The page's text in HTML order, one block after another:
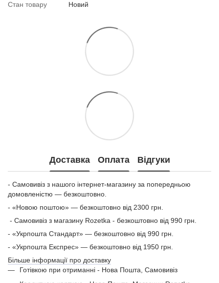
Стан товару
Новий
Доставка Оплата Відгуки
- Самовивіз з нашого інтернет-магазину за попередньою
домовленістю — безкоштовно.
- «Новою поштою» — безкоштовно від 2300 грн.
- Самовивіз з магазину Rozetka - безкоштовно від 990 грн.
- «Укрпошта Стандарт» — безкоштовно від 990 грн.
- «Укрпошта Експрес» — безкоштовно від 1950 грн.
Більше інформації про доставку
Готівкою при отриманні - Нова Пошта, Самовивіз